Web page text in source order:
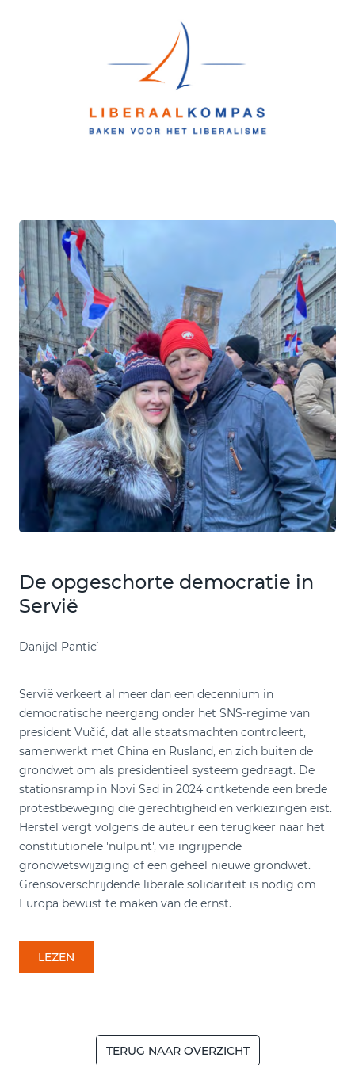
De opgeschorte democratie in
Servië
Danijel Pantic ́
Servië verkeert al meer dan een decennium in
democratische neergang onder het SNS-regime van
president Vučić, dat alle staatsmachten controleert,
samenwerkt met China en Rusland, en zich buiten de
grondwet om als presidentieel systeem gedraagt. De
stationsramp in Novi Sad in 2024 ontketende een brede
protestbeweging die gerechtigheid en verkiezingen eist.
Herstel vergt volgens de auteur een terugkeer naar het
constitutionele 'nulpunt', via ingrijpende
grondwetswijziging of een geheel nieuwe grondwet.
Grensoverschrijdende liberale solidariteit is nodig om
Europa bewust te maken van de ernst.
LEZEN
TERUG NAAR OVERZICHT